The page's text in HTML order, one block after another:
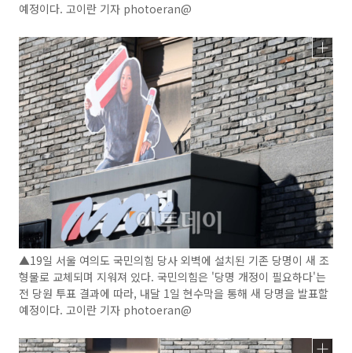
예정이다. 고이란 기자 photoeran@
▲19일 서울 여의도 국민의힘 당사 외벽에 설치된 기존 당명이 새 조
형물로 교체되며 지워져 있다. 국민의힘은 '당명 개정이 필요하다'는
전 당원 투표 결과에 따라, 내달 1일 현수막을 통해 새 당명을 발표할
예정이다. 고이란 기자 photoeran@